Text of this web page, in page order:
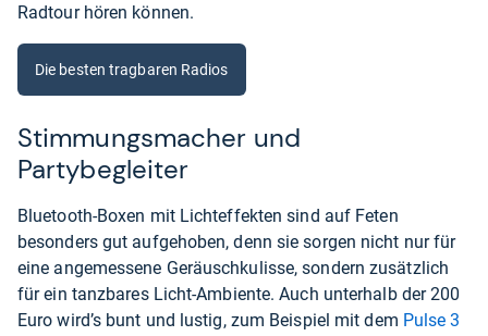
Radtour hören können.
Die besten tragbaren Radios
Stimmungsmacher und
Partybegleiter
Bluetooth-Boxen mit Lichteffekten sind auf Feten
besonders gut aufgehoben, denn sie sorgen nicht nur für
eine angemessene Geräuschkulisse, sondern zusätzlich
für ein tanzbares Licht-Ambiente. Auch unterhalb der 200
Euro wird’s bunt und lustig, zum Beispiel mit dem Pulse 3